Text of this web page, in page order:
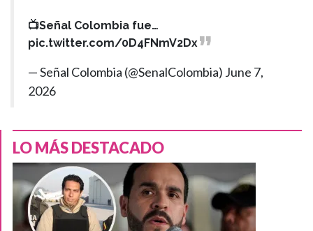
📺Señal Colombia fue…
pic.twitter.com/0D4FNmV2Dx
— Señal Colombia (@SenalColombia) June 7,
2026
LO MÁS DESTACADO